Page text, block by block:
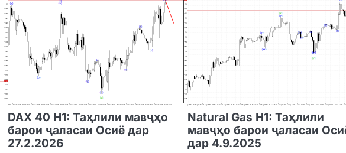
DAX 40 H1: Таҳлили мавҷҳо
барои ҷаласаи Осиё дар
27.2.2026
Natural Gas H1: Таҳлили
мавҷҳо барои ҷаласаи
дар 4.9.2025